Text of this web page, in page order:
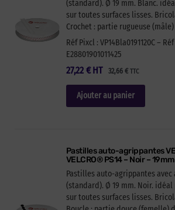
(standard). Ø 19 mm. Blanc.
sur toutes surfaces lisses.
Crochet : partie rugueuse
Réf Pixcl : VP14Bla0191120C –
E28801901011425
27,22 € 32,66 €TTC
HT
Ajouter au panier
Pastilles auto-agrippantes
VELCRO® PS14 – Noir –
Pastilles auto-agrippantes avec
(standard). Ø 19 mm. Noir.
sur toutes surfaces lisses.